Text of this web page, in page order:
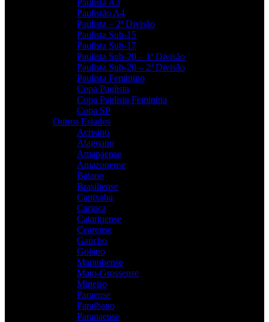
Paulistão A4
Paulista – 2ª Divisão
Paulista Sub-15
Paulista Sub-17
Paulista Sub-20 – 1ª Divisão
Paulista Sub-20 – 2ª Divisão
Paulista Feminino
Copa Paulista
Copa Paulista Feminina
Copa SP
Outros Estados
Acreano
Alagoano
Amapaense
Amazonense
Baiano
Brasiliense
Capixaba
Carioca
Catarinense
Cearense
Gaúcho
Goiano
Maranhense
Mato-Grossense
Mineiro
Paraense
Paraibano
Paranaense